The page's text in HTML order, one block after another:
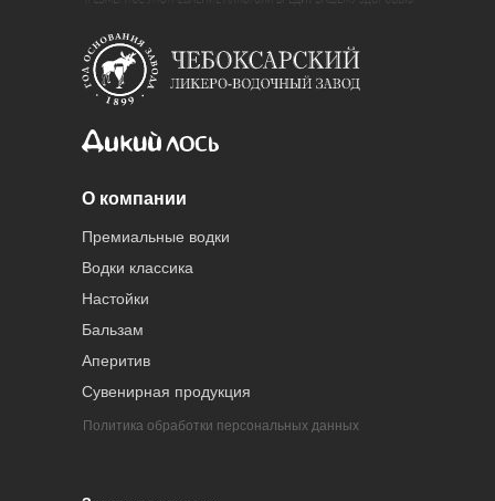
О компании
Премиальные водки
Водки классика
Настойки
Бальзам
Аперитив
Сувенирная продукция
Политика обработки персональных данных